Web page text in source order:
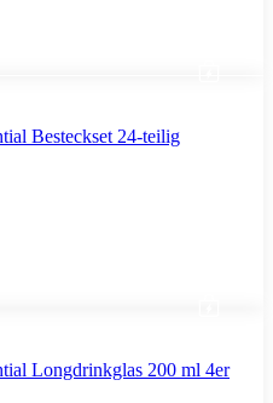
Besteckset 24-teilig
Longdrinkglas 200 ml 4er